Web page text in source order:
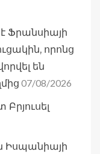
Ֆրանսիայի
որոնց
են
07/08/2026
Իսպանիայի